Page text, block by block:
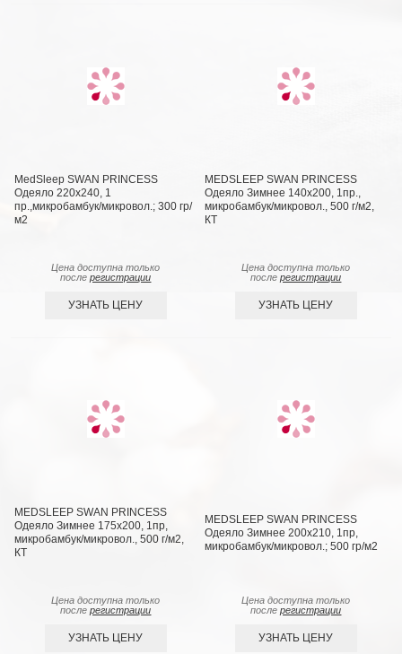
MedSleep SWAN PRINCESS
Одеяло 220х240, 1
пр.,микробамбук/микровол.; 300 гр/
м2
Цена доступна только
послерегистрации
УЗНАТЬ ЦЕНУ
MEDSLEEP SWAN PRINCESS
Одеяло Зимнее 140х200, 1пр.,
микробамбук/микровол., 500 г/м2,
КТ
Цена доступна только
послерегистрации
УЗНАТЬ ЦЕНУ
MEDSLEEP SWAN PRINCESS
Одеяло Зимнее 175х200, 1пр,
микробамбук/микровол., 500 г/м2,
КТ
Цена доступна только
послерегистрации
УЗНАТЬ ЦЕНУ
MEDSLEEP SWAN PRINCESS
Одеяло Зимнее 200х210, 1пр,
микробамбук/микровол.; 500 гр/м2
Цена доступна только
послерегистрации
УЗНАТЬ ЦЕНУ